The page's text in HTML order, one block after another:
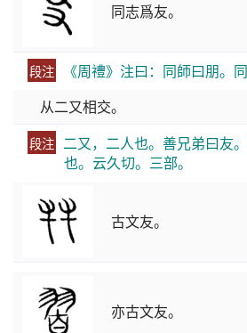
同志爲友。
段注
《周禮》注曰：同師曰朋。同
从二又相交。
段注 二又，二人也。善兄弟曰友
也。云久切。三部。
古文友。
亦古文友。